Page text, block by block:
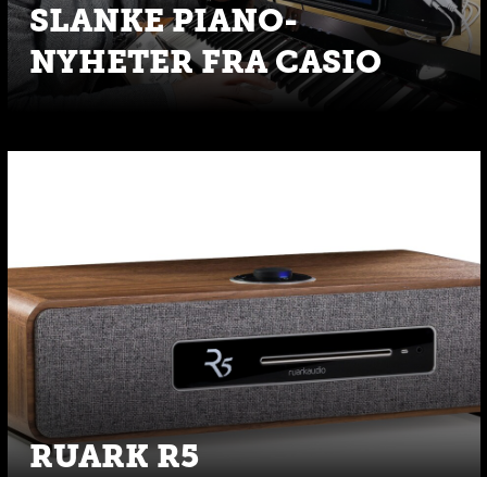
SLANKE PIANO-
NYHETER FRA CASIO
RUARK R5